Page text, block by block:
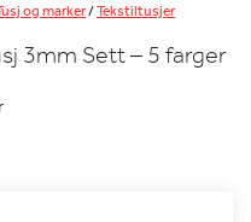
og marker/Tekstiltusjer
3mm Sett – 5 farger